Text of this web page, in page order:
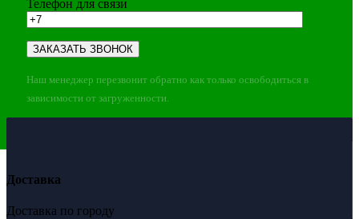
Телефон для связи
Наш менеджер перезвонит обратно как только освободиться в
зависимости от загруженности.
Доставка
Доставка по городу